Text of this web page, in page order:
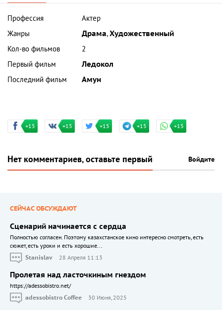
Профессия
Актер
Жанры
Драма,Художественный
Кол-во фильмов
2
Первый фильм
Ледокол
Последний фильм
Амун
+15 +15 +15 +15 +15
Нет комментариев, оставьте первый Войдите
СЕЙЧАС ОБСУЖДАЮТ
Сценарий начинается с сердца
Полностью согласен. Поэтому казахстанское кино интересно смотреть, есть
сюжет, есть уроки и есть хорошие...
Stanislav
28 Апреля 11:13
Пролетая над ласточкиным гнездом
https://adessobistro.net/
adessobistro Coffee
30 Июня, 2025